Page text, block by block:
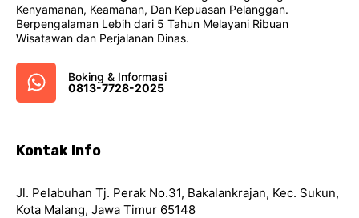
Kenyamanan, Keamanan, Dan Kepuasan Pelanggan.
Berpengalaman Lebih dari 5 Tahun Melayani Ribuan
Wisatawan dan Perjalanan Dinas.
Boking & Informasi
0813-7728-2025
Kontak Info
Jl. Pelabuhan Tj. Perak No.31, Bakalankrajan, Kec. Sukun,
Kota Malang, Jawa Timur 65148